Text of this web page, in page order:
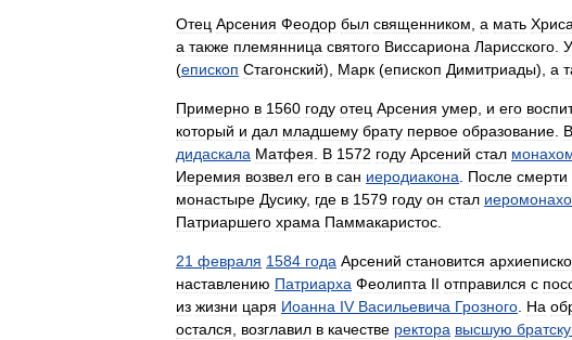
Отец Арсения Феодор был священником а мать
а также племянница святого Виссариона Ларисского У
(епископ Стагонский), Марк (епископ Димитриады), а
Примерно в 1560 году отец Арсения умер и его
который и дал младшему брату первое образование В
дидаскала Матфея В 1572 году Арсений стал
Иеремия возвел его в сан иеродиакона После смерти
монастыре Дусику, где в 1579 году он стал
Патриаршего храма Паммакаристос
21 февраля 1584 года Арсений становится
наставлению Патриарха Феолипта II отправился с
из жизни царя Иоанна IV Васильевича Грозного На
остался
возглавил в качестве ректора высшую